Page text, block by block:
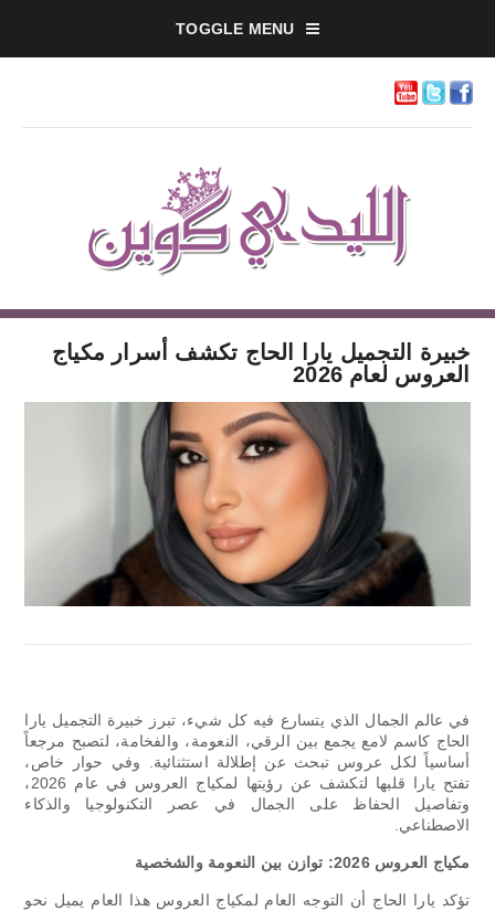
TOGGLE MENU
خبيرة التجميل يارا الحاج تكشف أسرار مكياج
العروس لعام 2026
في عالم الجمال الذي يتسارع فيه كل شيء، تبرز خبيرة التجميل يارا
الحاج كاسم لامع يجمع بين الرقي، النعومة، والفخامة، لتصبح مرجعاً
أساسياً لكل عروس تبحث عن إطلالة استثنائية. وفي حوار خاص،
تفتح يارا قلبها لتكشف عن رؤيتها لمكياج العروس في عام 2026،
وتفاصيل الحفاظ على الجمال في عصر التكنولوجيا والذكاء
الاصطناعي.
مكياج العروس 2026: توازن بين النعومة والشخصية
تؤكد يارا الحاج أن التوجه العام لمكياج العروس هذا العام يميل نحو